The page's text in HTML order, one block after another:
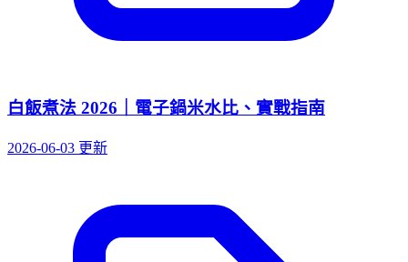
白飯煮法 2026｜電子鍋米水比、實戰指南
2026-06-03 更新